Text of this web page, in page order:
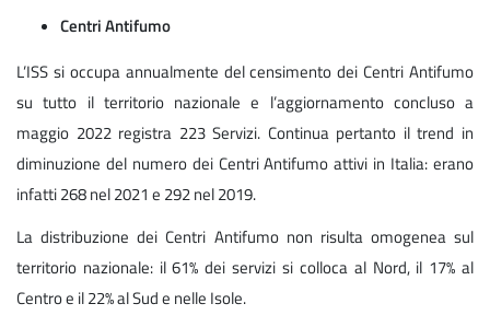
Centri Antifumo
L’ISS si occupa annualmente del censimento dei Centri Antifumo
su tutto il territorio nazionale e l’aggiornamento concluso a
maggio 2022 registra 223 Servizi. Continua pertanto il trend in
diminuzione del numero dei Centri Antifumo attivi in Italia: erano
infatti 268 nel 2021 e 292 nel 2019.
La distribuzione dei Centri Antifumo non risulta omogenea sul
territorio nazionale: il 61% dei servizi si colloca al Nord, il 17% al
Centro e il 22% al Sud e nelle Isole.